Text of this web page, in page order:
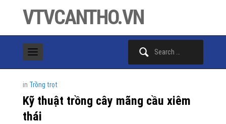
VTVCANTHO.VN
in Trồng trọt
Kỹ thuật trồng cây mãng cầu xiêm
thái